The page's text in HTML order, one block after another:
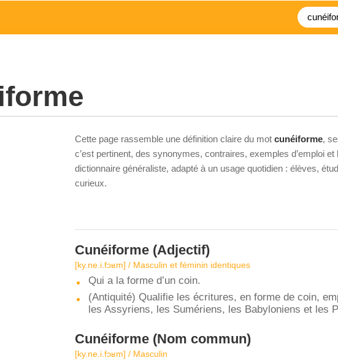
Cette page rassemble une définition claire du mot cunéiforme,
c’est pertinent, des synonymes, contraires, exemples d’emploi
dictionnaire généraliste, adapté à un usage quotidien : élèves,
curieux.
Cunéiforme (Adjectif)
[ky.ne.i.fɔʁm] / Masculin et féminin identiques
Qui a la forme d’un coin.
(Antiquité) Qualifie les écritures, en forme de coin,
les Assyriens, les Sumériens, les Babyloniens et les
Cunéiforme (Nom commun)
[ky.ne.i.fɔʁm] / Masculin